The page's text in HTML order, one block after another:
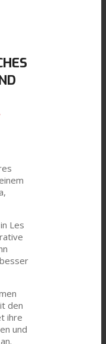
Les
den
ihre
und